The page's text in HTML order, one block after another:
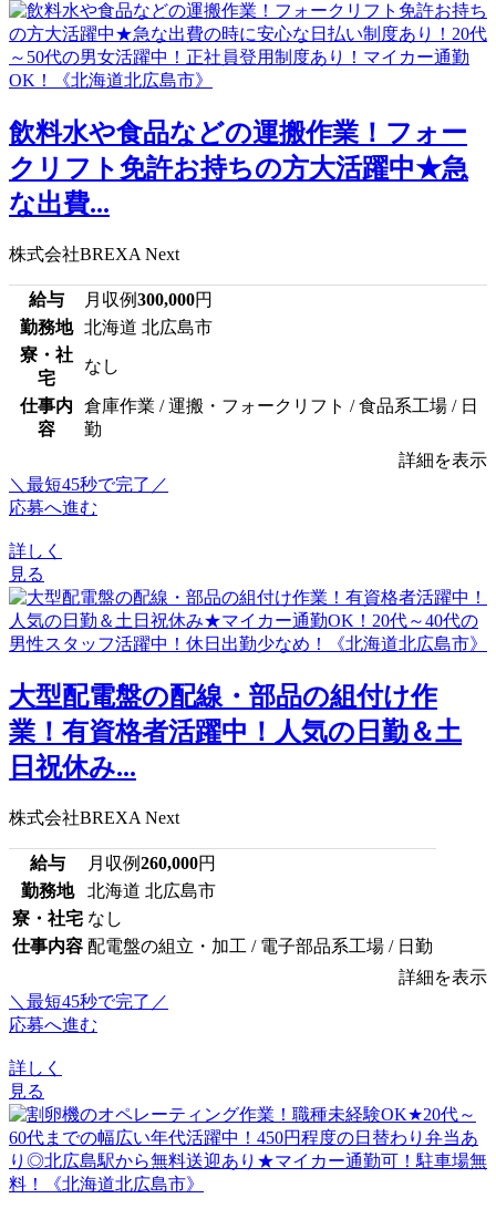
飲料水や食品などの運搬作業！フォー
クリフト免許お持ちの方大活躍中★急
な出費...
株式会社BREXA Next
給与 月収例300,000円
勤務地
北海道 北広島市
寮・社
宅
なし
仕事内
容
倉庫作業 / 運搬・フォークリフト / 食品系工場 / 日
勤
詳細を表示
＼最短45秒で完了／
応募へ進む
詳しく
見る
大型配電盤の配線・部品の組付け作
業！有資格者活躍中！人気の日勤＆土
日祝休み...
株式会社BREXA Next
給与 月収例260,000円
勤務地
北海道 北広島市
寮・社宅 なし
仕事内容 配電盤の組立・加工 / 電子部品系工場 / 日勤
詳細を表示
＼最短45秒で完了／
応募へ進む
詳しく
見る